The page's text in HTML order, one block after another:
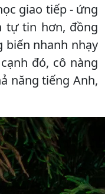
giao tiếp - ứng
tự tin hơn, đồng
biến nhanh nhạy
đó, cô nàng
năng tiếng Anh,